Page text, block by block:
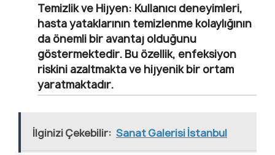
Temizlik ve Hijyen: Kullanıcı deneyimleri,
hasta yataklarının temizlenme kolaylığının
da önemli bir avantaj olduğunu
göstermektedir. Bu özellik, enfeksiyon
riskini azaltmakta ve hijyenik bir ortam
yaratmaktadır.
İlginizi Çekebilir: Sanat Galerisi İstanbul